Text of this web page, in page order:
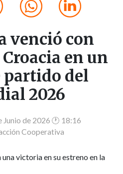
venció con
en un
del
2026
de 2026 🕐 18:16
Cooperativa
victoria en su estreno en la